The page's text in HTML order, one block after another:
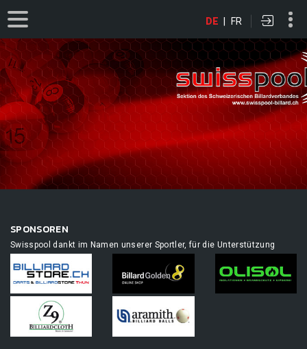
DE | FR
SPONSOREN
Swisspool dankt im Namen unserer Sportler, für die Unterstützung